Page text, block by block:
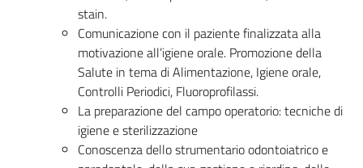
stain.
Comunicazione con il paziente finalizzata alla
motivazione all’igiene orale. Promozione della
Salute in tema di Alimentazione, Igiene orale,
Controlli Periodici, Fluoroprofilassi.
La preparazione del campo operatorio: tecniche di
igiene e sterilizzazione
Conoscenza dello strumentario odontoiatrico e